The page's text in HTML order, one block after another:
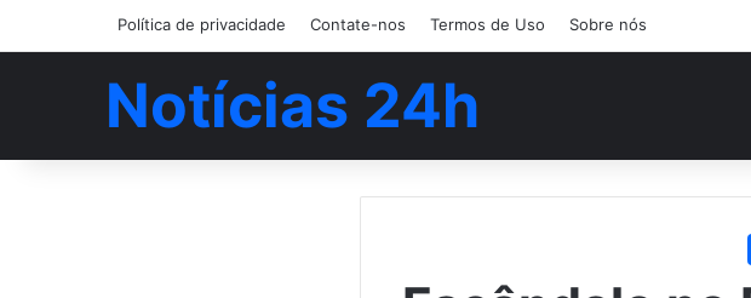
Política de privacidade Contate-nos Termos de Uso Sobre nós
Notícias 24h